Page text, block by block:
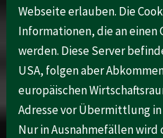
Webseite erlauben. Die
Informationen, die an
werden. Diese Server
USA, folgen aber
europäischen
Adresse vor Übermittlung
Nur in Ausnahmefällen wird